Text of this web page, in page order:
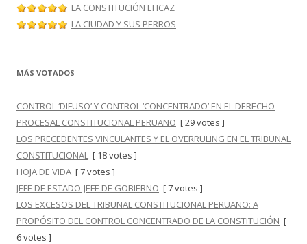
LA CONSTITUCIÓN EFICAZ
LA CIUDAD Y SUS PERROS
MÁS VOTADOS
CONTROL ‘DIFUSO’ Y CONTROL ‘CONCENTRADO’ EN EL DERECHO
PROCESAL CONSTITUCIONAL PERUANO [ 29 votes ]
LOS PRECEDENTES VINCULANTES Y EL OVERRULING EN EL TRIBUNAL
CONSTITUCIONAL [ 18 votes ]
HOJA DE VIDA [ 7 votes ]
JEFE DE ESTADO-JEFE DE GOBIERNO [ 7 votes ]
LOS EXCESOS DEL TRIBUNAL CONSTITUCIONAL PERUANO: A
PROPÓSITO DEL CONTROL CONCENTRADO DE LA CONSTITUCIÓN [
6 votes ]